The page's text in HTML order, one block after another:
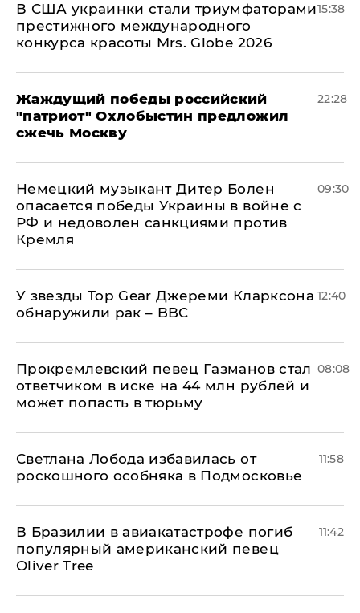
В США украинки стали триумфаторами
престижного международного
конкурса красоты Mrs. Globe 2026
15:38
Жаждущий победы российский
"патриот" Охлобыстин предложил
сжечь Москву
22:28
Немецкий музыкант Дитер Болен
опасается победы Украины в войне с
РФ и недоволен санкциями против
Кремля
09:30
У звезды Top Gear Джереми Кларксона
обнаружили рак – BBC
12:40
Прокремлевский певец Газманов стал
ответчиком в иске на 44 млн рублей и
может попасть в тюрьму
08:08
Светлана Лобода избавилась от
роскошного особняка в Подмосковье
11:58
В Бразилии в авиакатастрофе погиб
популярный американский певец
Oliver Tree
11:42